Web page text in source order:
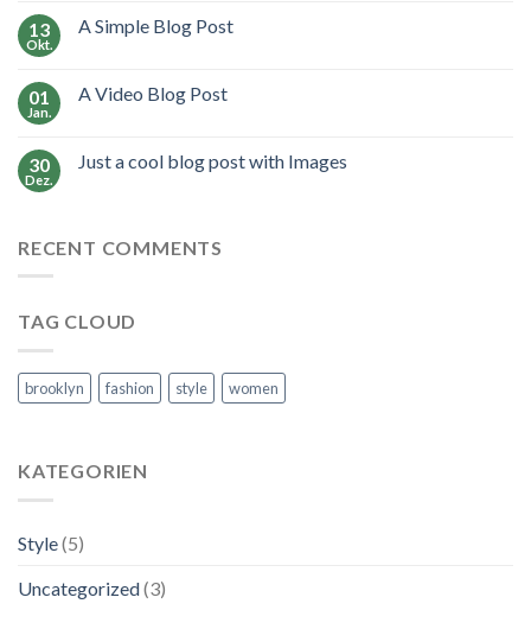
13
Okt.
A Simple Blog Post
01
Jan.
A Video Blog Post
30
Dez.
Just a cool blog post with Images
RECENT COMMENTS
TAG CLOUD
brooklyn fashion style women
KATEGORIEN
Style(5)
Uncategorized(3)